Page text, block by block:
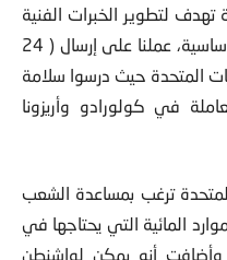
لتطوير الخبرات الفنية
للوزارة بشأن حماية البنية التحتية الأساسية، عملنا على إرسال ( 24
المتحدة حيث درسوا سلامة
في كولورادو وأريزونا
ترغب بمساعدة الشعب
المائية التي يحتاجها في
وأضافت أنه يمكن لواشنطن